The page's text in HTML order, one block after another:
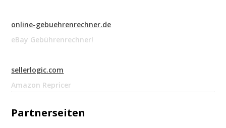
online-gebuehrenrechner.de
eBay Gebührenrechner!
sellerlogic.com
Amazon Repricer
Partnerseiten